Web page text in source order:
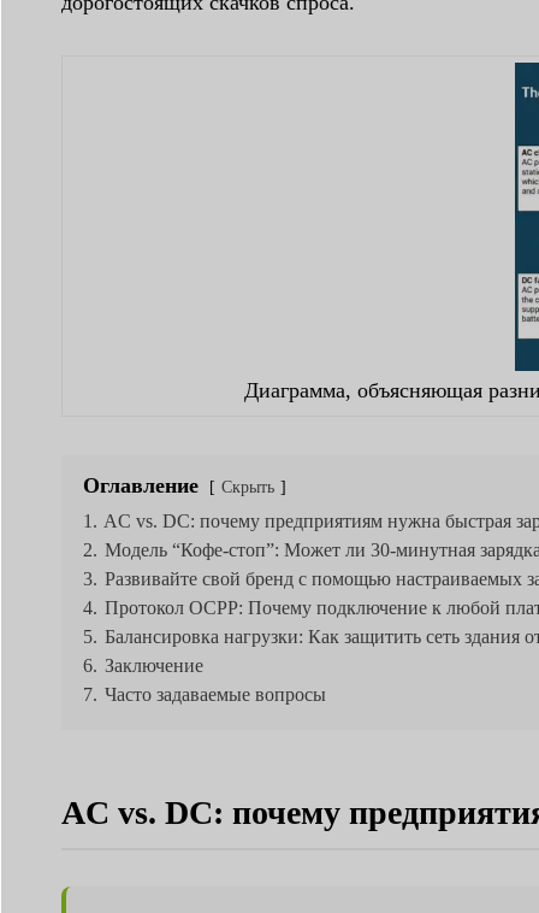
Диаграмма, объясняющая
Оглавление Скрыть
1. AC vs. DC: почему предприятиям нужна быстрая
2. Модель “Кофе-стоп”: Может ли 30-минутная
3. Развивайте свой бренд с помощью настраиваемых
4. Протокол OCPP: Почему подключение к любой
5. Балансировка нагрузки: Как защитить сеть здания
6. Заключение
7. Часто задаваемые вопросы
AC vs. DC: почему